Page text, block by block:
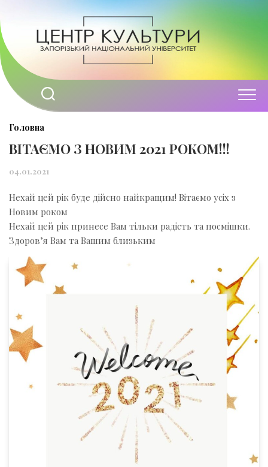
до
вмісту
Головна
ВІТАЄМО З НОВИМ 2021 РОКОМ!!!
04.01.2021
Нехай цей рік буде дійсно найкращим! Вітаємо усіх з
Новим роком
Нехай цей рік принесе Вам тільки радість та посмішки.
Здоров’я Вам та Вашим близьким